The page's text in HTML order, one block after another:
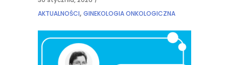
AKTUALNOŚCI, GINEKOLOGIA ONKOLOGICZNA